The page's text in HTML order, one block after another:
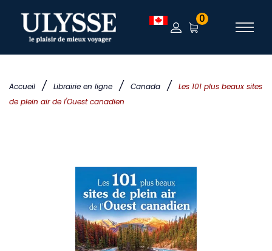
Accueil / Librairie en ligne / Canada /
Les 101 plus beaux sites
de plein air de l'Ouest canadien
0